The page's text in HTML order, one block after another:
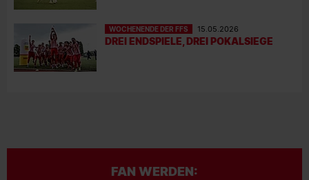
WOCHENENDE DER FFS 15.05.2026
DREI ENDSPIELE, DREI POKALSIEGE
FAN WERDEN: